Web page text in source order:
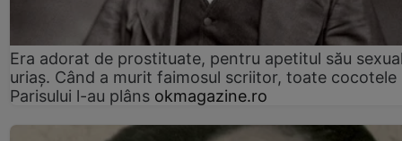
Era adorat de prostituate, pentru apetitul său
uriaș. Când a murit faimosul scriitor, toate cocotele
Parisului l-au plâns okmagazine.ro